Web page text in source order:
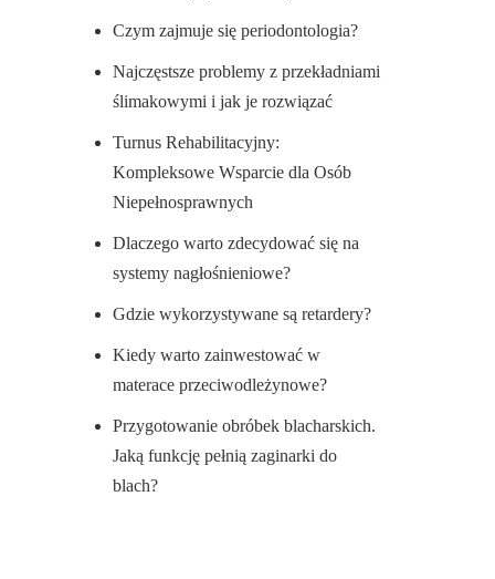
Czym zajmuje się periodontologia?
Najczęstsze problemy z przekładniami
ślimakowymi i jak je rozwiązać
Turnus Rehabilitacyjny:
Kompleksowe Wsparcie dla Osób
Niepełnosprawnych
Dlaczego warto zdecydować się na
systemy nagłośnieniowe?
Gdzie wykorzystywane są retardery?
Kiedy warto zainwestować w
materace przeciwodleżynowe?
Przygotowanie obróbek blacharskich.
Jaką funkcję pełnią zaginarki do
blach?